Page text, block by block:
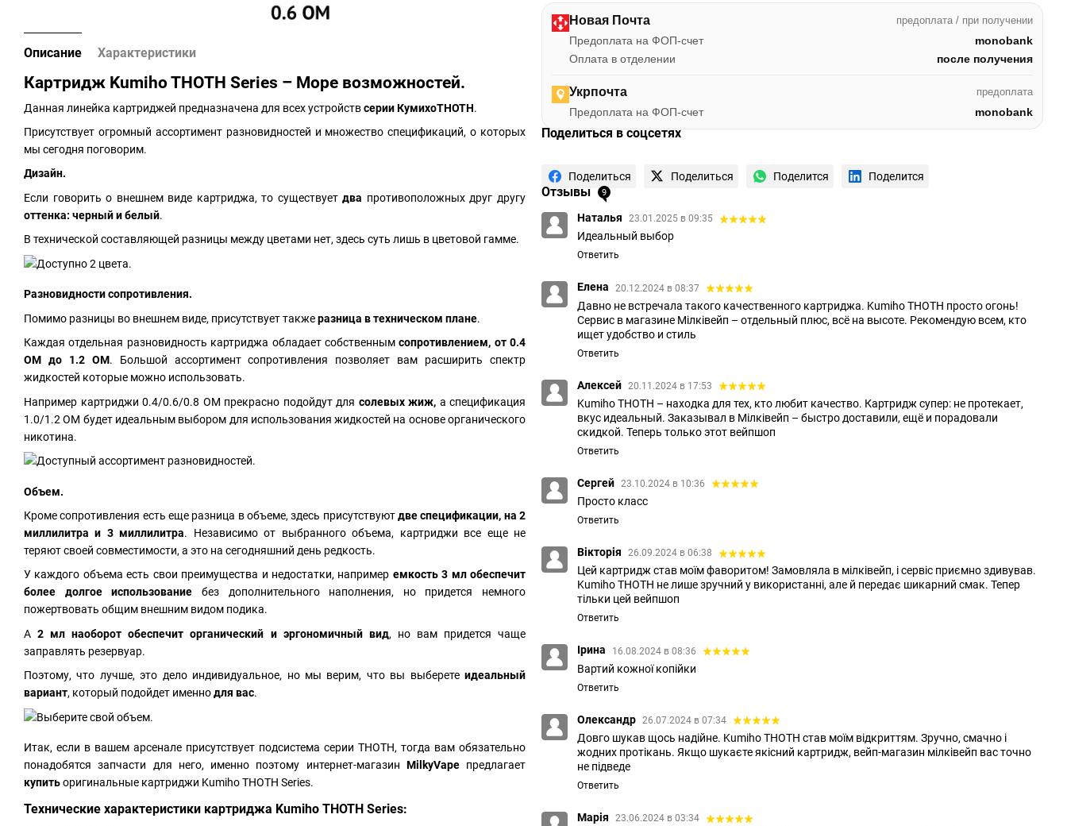
Описание Характеристики
Картридж Kumiho THOTH Series – Море возможностей.
Данная линейка картриджей предназначена для всех устройствсерии КумихоTHOTH.
Присутствует огромный ассортимент разновидностей и множество спецификаций, о которых
мы сегодня поговорим.
Дизайн.
Если говорить о внешнем виде картриджа, то существуетдва противоположных друг другу
оттенка: черный и белый.
В технической составляющей разницы между цветами нет, здесь суть лишь в цветовой гамме.
Разновидности сопротивления.
Помимо разницы во внешнем виде, присутствует такжеразница в техническом плане.
Каждая отдельная разновидность картриджа обладает собственнымсопротивлением, от 0.4
ОМ до 1.2 ОМ. Большой ассортимент сопротивления позволяет вам расширить спектр
жидкостей которые можно использовать.
Например картриджи 0.4/0.6/0.8 ОМ прекрасно подойдут для солевых жиж, а спецификация
1.0/1.2 ОМ будет идеальным выбором для использования жидкостей на основе органического
никотина.
Объем.
Кроме сопротивления есть еще разница в объеме, здесь присутствуютдве спецификации, на 2
миллилитра и 3 миллилитра. Независимо от выбранного объема, картриджи все еще не
теряют своей совместимости, а это на сегодняшний день редкость.
У каждого объема есть свои преимущества и недостатки, например емкость 3 мл обеспечит
более долгое использование без дополнительного наполнения, но придется немного
пожертвовать общим внешним видом подика.
А2 мл наоборот обеспечит органический и эргономичный вид, но вам придется чаще
заправлять резервуар.
Поэтому, что лучше, это дело индивидуальное, но мы верим, что вы выберете идеальный
вариант, который подойдет именнодля вас.
Итак, если в вашем арсенале присутствует подсистема серии THOTH, тогда вам обязательно
понадобятся запчасти для него, именно поэтому интернет-магазин MilkyVape предлагает
купитьоригинальные картриджи Kumiho THOTH Series.
Технические характеристики картриджа Kumiho THOTH Series:
Новая Почта предоплата / при получении
Предоплата на ФОП-счет
monobank
Оплата в отделении
после получения
Укрпочта предоплата
Предоплата на ФОП-счет monobank
Поделиться в соцсетях
Поделиться Поделиться Поделится Поделится
Отзывы 9
Наталья 23.01.2025 в 09:35
Идеальный выбор
Ответить
Елена 20.12.2024 в 08:37
Давно не встречала такого качественного картриджа. Kumiho THOTH просто огонь!
Сервис в магазине Мілківейп – отдельный плюс, всё на высоте. Рекомендую всем, кто
ищет удобство и стиль
Ответить
Алексей 20.11.2024 в 17:53
Kumiho THOTH – находка для тех, кто любит качество. Картридж супер: не протекает,
вкус идеальный. Заказывал в Мілківейп – быстро доставили, ещё и порадовали
скидкой. Теперь только этот вейпшоп
Ответить
Сергей 23.10.2024 в 10:36
Просто класс
Ответить
Вікторія 26.09.2024 в 06:38
Цей картридж став моїм фаворитом! Замовляла в мілківейп, і сервіс приємно здивував.
Kumiho THOTH не лише зручний у використанні, але й передає шикарний смак. Тепер
тільки цей вейпшоп
Ответить
Ірина 16.08.2024 в 08:36
Вартий кожної копійки
Ответить
Олександр 26.07.2024 в 07:34
Довго шукав щось надійне. Kumiho THOTH став моїм відкриттям. Зручно, смачно і
жодних протікань. Якщо шукаєте якісний картридж, вейп-магазин мілківейп вас точно
не підведе
Ответить
Марія 23.06.2024 в 03:34